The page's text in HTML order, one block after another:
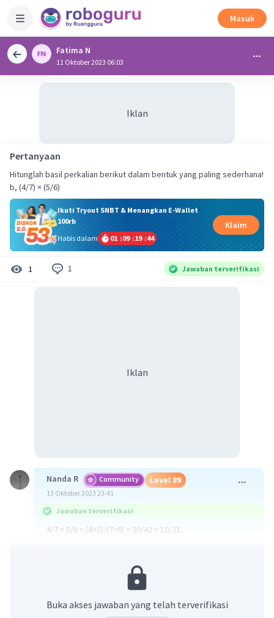
Masuk
Fatima N
11 Oktober 2023 06:03
Iklan
Pertanyaan
Hitunglah basil perkalian berikut dalam bentuk yang paling sederhana!
b, (4/7) × (5/6)
Ikuti Tryout SNBT & Menangkan E-Wallet
100rb
Habis dalam
01 :09 :19 :43
Klaim
1 1 Jawaban terverifikasi
Iklan
Nanda R Community Level 89
13 Oktober 2023 23:41
Jawaban terverifikasi
4/7 × 5/6 = (4×5)/(7×6) = 20/42 = 10/21.
Buka akses jawaban yang telah terverifikasi